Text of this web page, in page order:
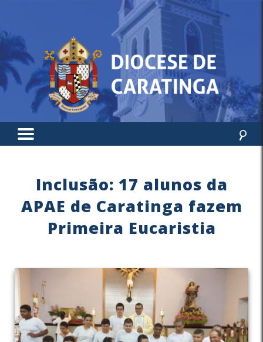
Inclusão: 17 alunos da
APAE de Caratinga fazem
Primeira Eucaristia